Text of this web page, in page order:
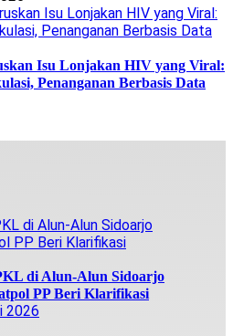
Isu Lonjakan HIV yang Viral:
Penanganan Berbasis Data
di Alun-Alun Sidoarjo
PP Beri Klarifikasi
2026